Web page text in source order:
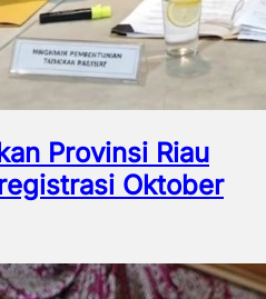
Provinsi Riau
Oktober